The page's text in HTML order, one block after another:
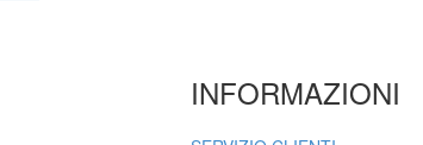
INFORMAZIONI